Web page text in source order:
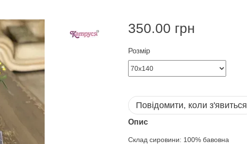
350.00 грн
Розмір
Повідомити, коли з'явиться
Опис
Склад сировини: 100% бавовна